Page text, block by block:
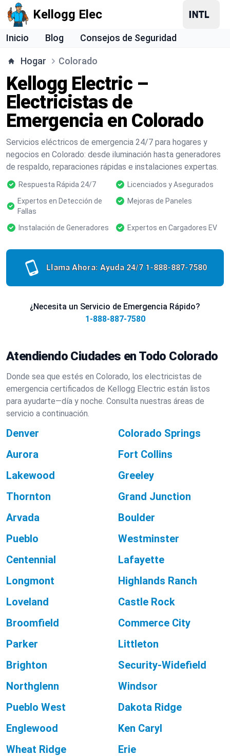
Kellogg Elec
Inicio Blog Consejos de Seguridad
Hogar Colorado
Kellogg Electric –
Electricistas de
Emergencia en Colorado
Servicios eléctricos de emergencia 24/7 para hogares y
negocios en Colorado: desde iluminación hasta generadores
de respaldo, reparaciones rápidas e instalaciones expertas.
Respuesta Rápida 24/7
Licenciados y Asegurados
Expertos en Detección de
Fallas
Mejoras de Paneles
Instalación de Generadores Expertos en Cargadores EV
Llama Ahora: Ayuda 24/7 1-888-887-7580
¿Necesita un Servicio de Emergencia Rápido?
1-888-887-7580
Atendiendo Ciudades en Todo Colorado
Donde sea que estés en Colorado, los electricistas de
emergencia certificados de Kellogg Electric están listos
para ayudarte—día y noche. Consulta nuestras áreas de
servicio a continuación.
Denver
Colorado Springs
Aurora
Fort Collins
Lakewood
Greeley
Thornton
Grand Junction
Arvada
Boulder
Pueblo
Westminster
Centennial
Lafayette
Longmont
Highlands Ranch
Loveland
Castle Rock
Broomfield
Commerce City
Parker
Littleton
Brighton
Security-Widefield
Northglenn
Windsor
Pueblo West
Dakota Ridge
Englewood
Ken Caryl
Wheat Ridge
Erie